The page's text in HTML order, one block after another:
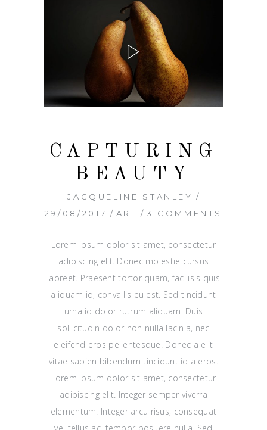
CAPTURING
BEAUTY
JACQUELINE STANLEY
29/08/2017
ART 3 COMMENTS
Lorem ipsum dolor sit amet, consectetur
adipiscing elit. Donec molestie cursus
laoreet. Praesent tortor quam, facilisis quis
aliquam id, convallis eu est. Sed tincidunt
urna id dolor rutrum aliquam. Duis
sollicitudin dolor non nulla lacinia, nec
eleifend eros pellentesque. Donec a elit
vitae sapien bibendum tincidunt id a eros.
Lorem ipsum dolor sit amet, consectetur
adipiscing elit. Integer semper viverra
elementum. Integer arcu risus, consequat